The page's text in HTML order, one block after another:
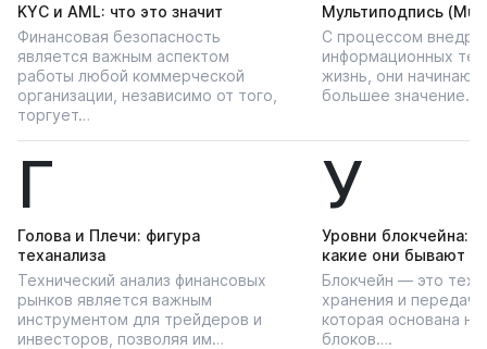
KYС и AML: что это значит
Финансовая безопасность
является важным аспектом
работы любой коммерческой
организации, независимо от того,
торгует…
Мультиподпись
С процессом
информационных
жизнь, они начинают
большее значение…
Г
Голова и Плечи: фигура
теханализа
Технический анализ финансовых
рынков является важным
инструментом для трейдеров и
инвесторов, позволяя им…
У
Уровни блокчейна:
какие они бывают
Блокчейн — это
хранения и
которая основана
блоков….